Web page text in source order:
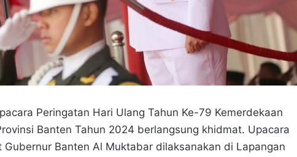
Peringatan Hari Ulang Tahun Ke-79 Kemerdekaan
Banten Tahun 2024 berlangsung khidmat. Upacara
Banten Al Muktabar dilaksanakan di Lapangan